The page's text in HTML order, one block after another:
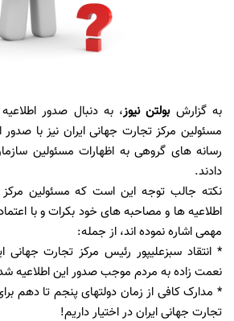
به گزارشبولتن نیوز، به دنبال صدور
مسئولین مرکز تجارت جهانی ایران نیز با
رسانه های گروهی به اظهارات مسئولین
دادند.
نکته جالب توجه این است که مسئولین
اطلاعیه ها و مصاحبه های خود بکرات و با
مهمی اشاره نموده اند، از جمله:
* انتقاد سبزعلیپور رئیس مرکز تجارت جهانی
نعمت زاده به مردم موجب صدور این اطلاعیه
* مدارک کافی از زمان دولتهای پنجم تا دهم
تجارت جهانی ایران در اختیار داریم!